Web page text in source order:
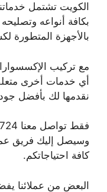
الكويت تشتمل
بكافة أنواعه
بالأجهزة
مع تركيب
أي خدمات أخرى
نقدمها لك بأفضل
وسيصل إليك فريق
كافة احتياجاتكم.
البعض من عملائنا